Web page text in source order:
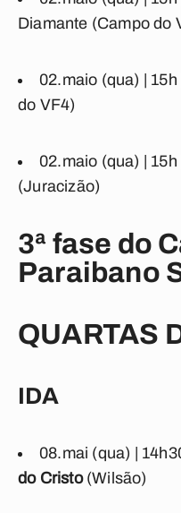
Diamante (Campo do
02.maio (qua) |
do VF4)
02.maio (qua) | 15h |
(Juracizão)
3ª fase do
Paraibano
QUARTAS
IDA
08.mai (qua) |
do Cristo(Wilsão)